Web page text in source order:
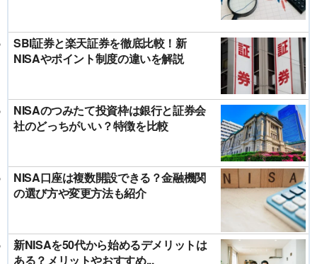
SBI証券と楽天証券を徹底比較！新
NISAやポイント制度の違いを解説
NISAのつみたて投資枠は銀行と証券会
社のどっちがいい？特徴を比較
NISA口座は複数開設できる？金融機関
の選び方や変更方法も紹介
新NISAを50代から始めるデメリットは
ある？メリットやおすすめ...